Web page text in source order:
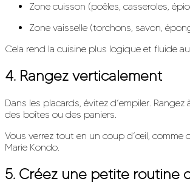
Zone cuisson (poêles, casseroles,
Zone vaisselle (torchons, savon,
Cela rend la cuisine plus logique et fluide
4. Rangez verticalement
Dans les placards, évitez d’empiler. Rangez
des boîtes ou des paniers.
Vous verrez tout en un coup d’œil, comme
Marie Kondo.
5. Créez une petite routine